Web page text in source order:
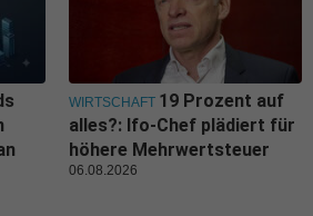
WIRTSCHAFT 19 Prozent auf
alles?: Ifo-Chef plädiert für
höhere Mehrwertsteuer
06.08.2026